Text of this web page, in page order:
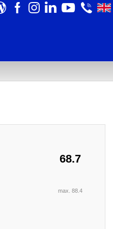
68.7
max. 88.4